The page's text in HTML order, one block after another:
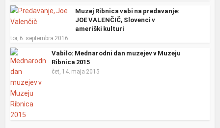
Muzej Ribnica vabi na predavanje:
JOE VALENČIČ, Slovenci v
ameriški kulturi
tor, 6. septembra 2016
Vabilo: Mednarodni dan muzejev v Muzeju
Ribnica 2015
čet, 14. maja 2015